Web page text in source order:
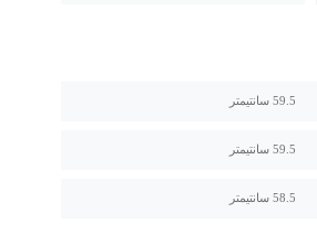
59.5 سانتیمتر
59.5 سانتیمتر
58.5 سانتیمتر